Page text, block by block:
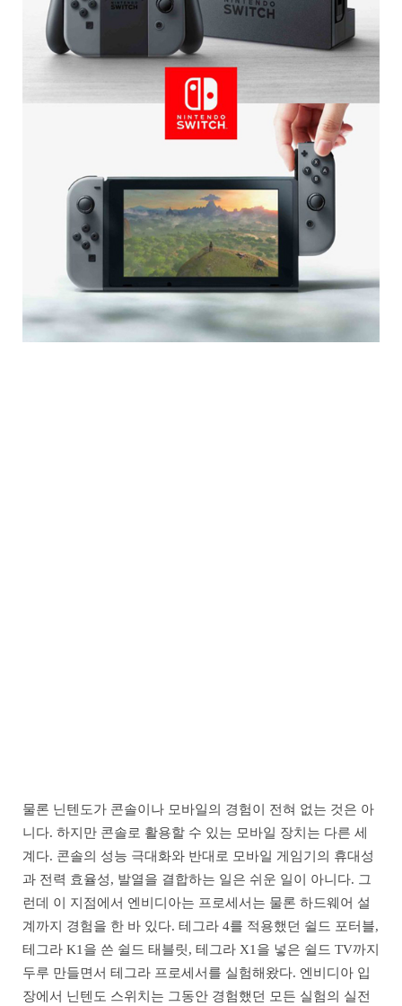
물론 닌텐도가 콘솔이나 모바일의 경험이 전혀 없는 것은 아
니다. 하지만 콘솔로 활용할 수 있는 모바일 장치는 다른 세
계다. 콘솔의 성능 극대화와 반대로 모바일 게임기의 휴대성
과 전력 효율성, 발열을 결합하는 일은 쉬운 일이 아니다. 그
런데 이 지점에서 엔비디아는 프로세서는 물론 하드웨어 설
계까지 경험을 한 바 있다. 테그라 4를 적용했던 쉴드 포터블,
테그라 K1을 쓴 쉴드 태블릿, 테그라 X1을 넣은 쉴드 TV까지
두루 만들면서 테그라 프로세서를 실험해왔다. 엔비디아 입
장에서 닌텐도 스위치는 그동안 경험했던 모든 실험의 실전